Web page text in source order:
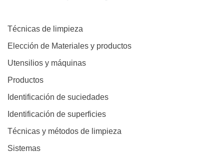
Técnicas de limpieza
Elección de Materiales y productos
Utensilios y máquinas
Productos
Identificación de suciedades
Identificación de superficies
Técnicas y métodos de limpieza
Sistemas